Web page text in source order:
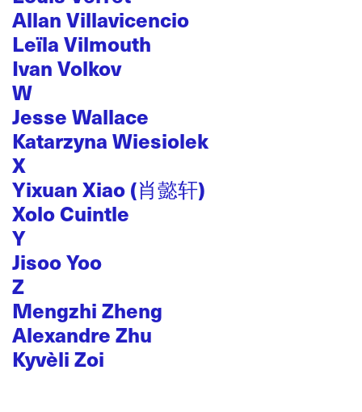
Allan Villavicencio
Leïla Vilmouth
Ivan Volkov
W
Jesse Wallace
Katarzyna Wiesiolek
X
Yixuan Xiao (肖懿轩)
Xolo Cuintle
Y
Jisoo Yoo
Z
Mengzhi Zheng
Alexandre Zhu
Kyvèli Zoi